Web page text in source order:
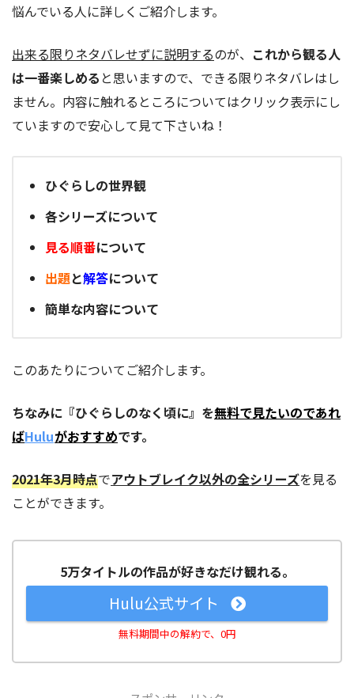
悩んでいる人に詳しくご紹介します。
出来る限りネタバレせずに説明するのが、 これから観る人
は一番楽しめる と思いますので、できる限りネタバレはし
ません。内容に触れるところについてはクリック表示にし
ていますので安心して見て下さいね！
ひぐらしの世界観
各シリーズについて
見る順番について
出題と解答について
簡単な内容について
このあたりについてご紹介します。
ちなみに『ひぐらしのなく頃に』を無料で見たいのであれ
ばHuluがおすすめです。
2021年3月時点でアウトブレイク以外の全シリーズを見る
ことができます。
5万タイトルの作品が好きなだけ観れる。
Hulu公式サイト
無料期間中の解約で、0円